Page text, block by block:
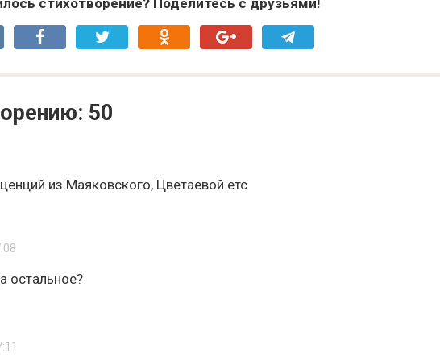
стихотворение? Поделитесь с друзьями!
50
из Маяковского, Цветаевой етс
остальное?